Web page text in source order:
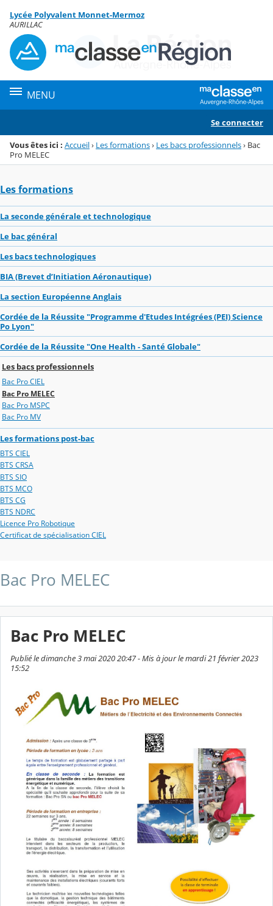
Menu de la rubrique
Contenu
Lycée Polyvalent Monnet-Mermoz
AURILLAC
MENU
Se connecter
Vous êtes ici : Accueil› Les formations› Les bacs professionnels› Bac
Pro MELEC
Les formations
La seconde générale et technologique
Le bac général
Les bacs technologiques
BIA (Brevet d’Initiation Aéronautique)
La section Européenne Anglais
Cordée de la Réussite "Programme d'Etudes Intégrées (PEI) Science
Po Lyon"
Cordée de la Réussite "One Health - Santé Globale"
Les bacs professionnels
Bac Pro CIEL
Bac Pro MELEC
Bac Pro MSPC
Bac Pro MV
Les formations post-bac
BTS CIEL
BTS CRSA
BTS SIO
BTS MCO
BTS CG
BTS NDRC
Licence Pro Robotique
Certificat de spécialisation CIEL
Bac Pro MELEC
Bac Pro MELEC
Publié le dimanche 3 mai 2020 20:47 - Mis à jour le mardi 21 février 2023
15:52